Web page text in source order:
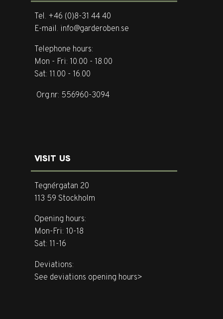
Tel. +46 (0)8-31 44 40
E-mail. info@garderoben.se
Telephone hours:
Mon - Fri: 10.00 - 18.00
Sat: 11.00 - 16.00
Org.nr: 556960-3094
VISIT US
Tegnérgatan 20
113 59 Stockholm
Opening hours:
Mon-Fri: 10-18
Sat: 11-16
Deviations:
See deviations opening hours>